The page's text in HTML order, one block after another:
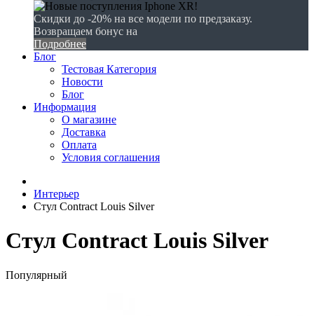
Скидки до -20% на все модели по предзаказу.
Возвращаем бонус на
Подробнее
Блог
Тестовая Категория
Новости
Блог
Информация
О магазине
Доставка
Оплата
Условия соглашения
Интерьер
Стул Contract Louis Silver
Стул Contract Louis Silver
Популярный